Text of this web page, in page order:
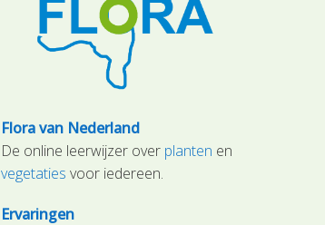
Flora van Nederland
De online leerwijzer over planten en
vegetaties voor iedereen.
Ervaringen